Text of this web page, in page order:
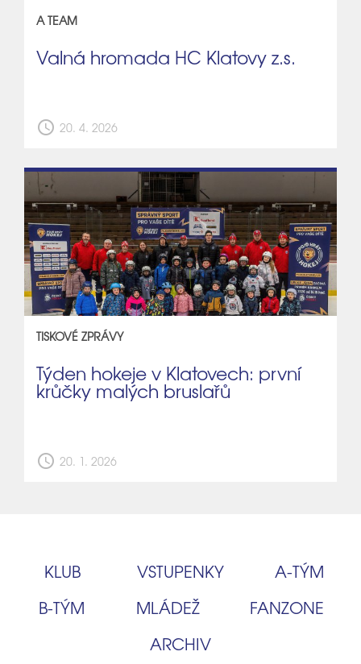
A TEAM
Valná hromada HC Klatovy z.s.
schedule 20. 4. 2026
TISKOVÉ ZPRÁVY
Týden hokeje v Klatovech: první
krůčky malých bruslařů
schedule 20. 1. 2026
KLUB VSTUPENKY
A‑TÝM
B‑TÝM
MLÁDEŽ
FANZONE
ARCHIV